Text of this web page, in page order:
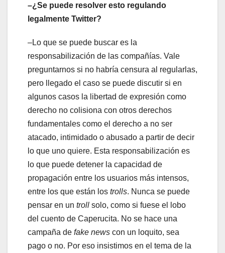
–¿Se puede resolver esto regulando
legalmente Twitter?
–Lo que se puede buscar es la
responsabilización de las compañías. Vale
preguntarnos si no habría censura al regularlas,
pero llegado el caso se puede discutir si en
algunos casos la libertad de expresión como
derecho no colisiona con otros derechos
fundamentales como el derecho a no ser
atacado, intimidado o abusado a partir de decir
lo que uno quiere. Esta responsabilización es
lo que puede detener la capacidad de
propagación entre los usuarios más intensos,
entre los que están los trolls. Nunca se puede
pensar en un troll solo, como si fuese el lobo
del cuento de Caperucita. No se hace una
campaña de fake news con un loquito, sea
pago o no. Por eso insistimos en el tema de la